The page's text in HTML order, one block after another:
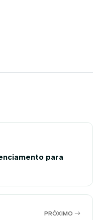
para
PRÓXIMO